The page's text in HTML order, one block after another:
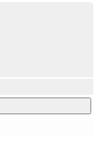
を採用し開発を